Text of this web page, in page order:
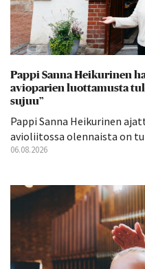
Pappi Sanna Heikurinen
avioparien luottamusta
sujuu”
Pappi Sanna Heikurinen
avioliitossa olennaista on
06.08.2026